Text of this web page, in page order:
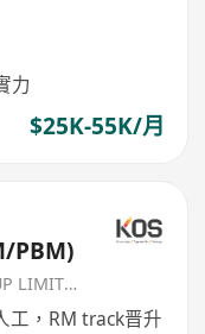
力
$25K-55K/月
PBM)
KOS INTERNATIONAL TALENT GROUP LIMITED
工，RM track晋升